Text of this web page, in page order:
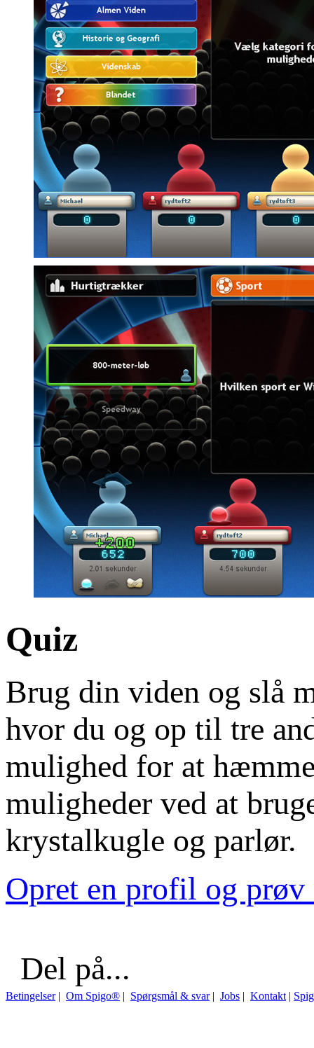
Quiz
Brug din viden og slå
hvor du og op til tre
mulighed for at
muligheder ved at
krystalkugle og parlør.
Opret en profil og
Del på...
Betingelser| Om Spigo® | Spørgsmål & svar| Jobs | Kontakt |